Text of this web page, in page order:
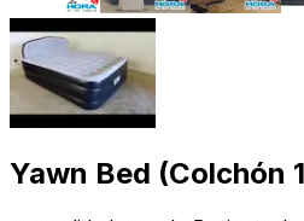
Yawn Bed (Colchón